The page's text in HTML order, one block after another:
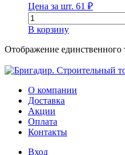
Диаметр
Диаметр наружный
Диаметр внутренний
Цена за шт. 61 ₽
Количество
товара
Тройник
для
канализации
угол
87°
В корзину
Отображение единственного
О компании
Доставка
Акции
Оплата
Контакты
Вход